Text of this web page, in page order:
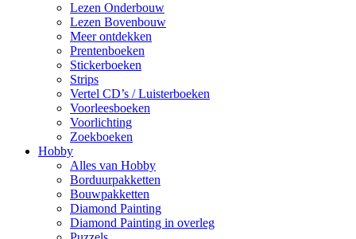
Lezen Onderbouw
Lezen Bovenbouw
Meer ontdekken
Prentenboeken
Stickerboeken
Strips
Vertel CD’s / Luisterboeken
Voorleesboeken
Voorlichting
Zoekboeken
Hobby
Alles van Hobby
Borduurpakketten
Bouwpakketten
Diamond Painting
Diamond Painting in overleg